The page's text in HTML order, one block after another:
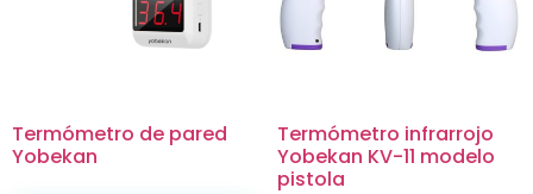
Termómetro de pared
Yobekan
Termómetro infrarrojo
Yobekan KV-11 modelo
pistola